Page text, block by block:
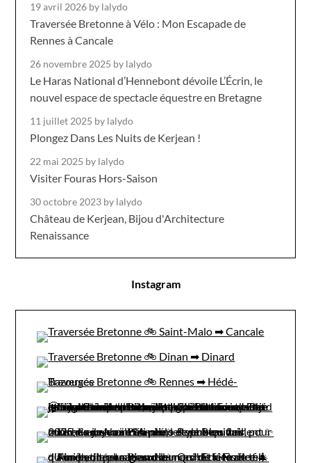
19 avril 2026 by lalydo
Traversée Bretonne à Vélo : Mon Escapade de
Rennes à Cancale
26 novembre 2025 by lalydo
Le Haras National d’Hennebont dévoile L’Écrin, le
nouvel espace de spectacle équestre en Bretagne
11 juillet 2025 by lalydo
Plongez Dans Les Nuits de Kerjean !
22 mai 2025 by lalydo
Visiter Fouras Hors-Saison
30 octobre 2023 by lalydo
Château de Kerjean, Bijou d'Architecture
Renaissance
Instagram